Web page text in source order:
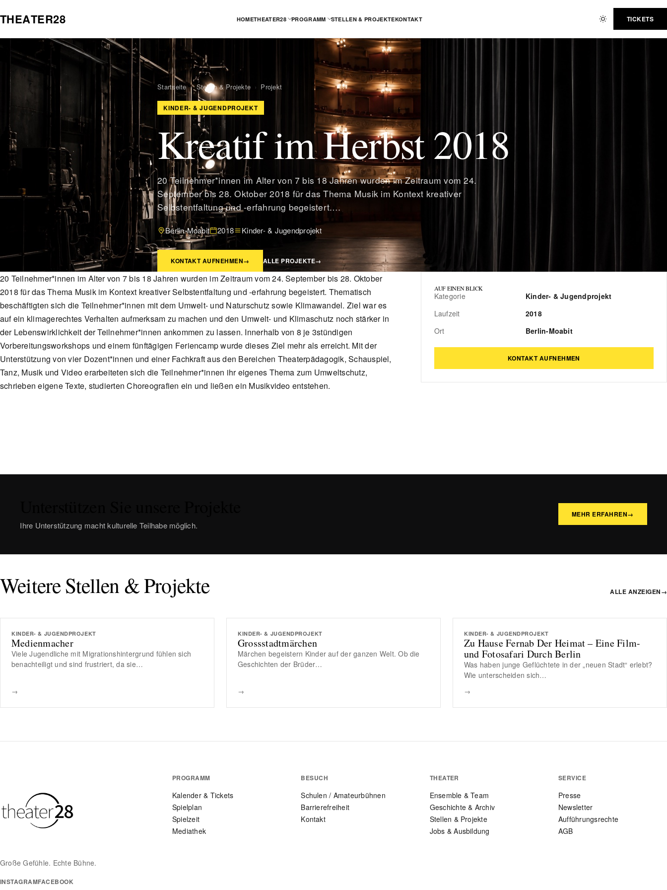
THEATER28 HOMETHEATER28 PROGRAMM STELLEN & PROJEKTEKONTAKT TICKETS
Startseite › Stellen & Projekte › Projekt
KINDER- & JUGENDPROJEKT
Kreatif im Herbst 2018
20 Teilnehmer*innen im Alter von 7 bis 18 Jahren wurden im Zeitraum vom 24.
September bis 28. Oktober 2018 für das Thema Musik im Kontext kreativer
Selbstentfaltung und -erfahrung begeistert.…
Berlin-Moabit 2018 Kinder- & Jugendprojekt
KONTAKT AUFNEHMEN→ ALLE PROJEKTE→
20 Teilnehmer*innen im Alter von 7 bis 18 Jahren wurden im Zeitraum vom 24. September bis 28. Oktober
2018 für das Thema Musik im Kontext kreativer Selbstentfaltung und -erfahrung begeistert. Thematisch
beschäftigten sich die Teilnehmer*innen mit dem Umwelt- und Naturschutz sowie Klimawandel. Ziel war es
auf ein klimagerechtes Verhalten aufmerksam zu machen und den Umwelt- und Klimaschutz noch stärker in
der Lebenswirklichkeit der Teilnehmer*innen ankommen zu lassen. Innerhalb von 8 je 3stündigen
Vorbereitungsworkshops und einem fünftägigen Feriencamp wurde dieses Ziel mehr als erreicht. Mit der
Unterstützung von vier Dozent*innen und einer Fachkraft aus den Bereichen Theaterpädagogik, Schauspiel,
Tanz, Musik und Video erarbeiteten sich die Teilnehmer*innen ihr eigenes Thema zum Umweltschutz,
schrieben eigene Texte, studierten Choreografien ein und ließen ein Musikvideo entstehen.
AUF EINEN BLICK
Kategorie
Kinder- & Jugendprojekt
Laufzeit
2018
Ort
Berlin-Moabit
KONTAKT AUFNEHMEN
Ihre Unterstützung macht kulturelle Teilhabe möglich.
MEHR ERFAHREN→
Weitere Stellen & Projekte ALLE ANZEIGEN→
KINDER- & JUGENDPROJEKT
Medienmacher
Viele Jugendliche mit Migrationshintergrund fühlen sich
benachteiligt und sind frustriert, da sie…
→
KINDER- & JUGENDPROJEKT
Grossstadtmärchen
Märchen begeistern Kinder auf der ganzen Welt. Ob die
Geschichten der Brüder…
→
KINDER- & JUGENDPROJEKT
Zu Hause Fernab Der Heimat – Eine Film-
und Fotosafari Durch Berlin
Was haben junge Geflüchtete in der „neuen Stadt“ erlebt?
Wie unterscheiden sich…
→
Große Gefühle. Echte Bühne.
INSTAGRAMFACEBOOK
PROGRAMM
Kalender & Tickets
Spielplan
Spielzeit
Mediathek
BESUCH
Schulen / Amateurbühnen
Barrierefreiheit
Kontakt
THEATER
Ensemble & Team
Geschichte & Archiv
Stellen & Projekte
Jobs & Ausbildung
SERVICE
Presse
Newsletter
Aufführungsrechte
AGB